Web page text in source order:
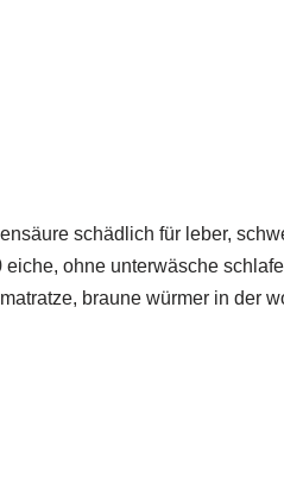
schädlich für leber,
ohne unterwäsche
braune würmer in der